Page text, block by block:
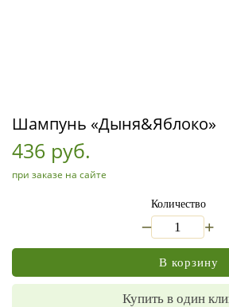
Шампунь «Дыня&Яблоко»
436 руб.
при заказе на сайте
Количество
+
В корзину
Купить в один